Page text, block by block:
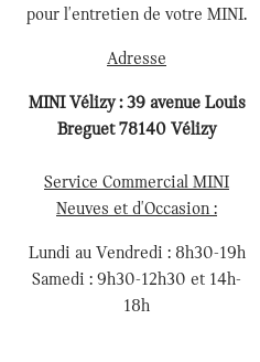
pour l'entretien de votre MINI.
Adresse
MINI Vélizy : 39 avenue Louis
Breguet 78140 Vélizy
Service Commercial MINI
Neuves et d'Occasion :
Lundi au Vendredi : 8h30-19h
Samedi : 9h30-12h30 et 14h-
18h